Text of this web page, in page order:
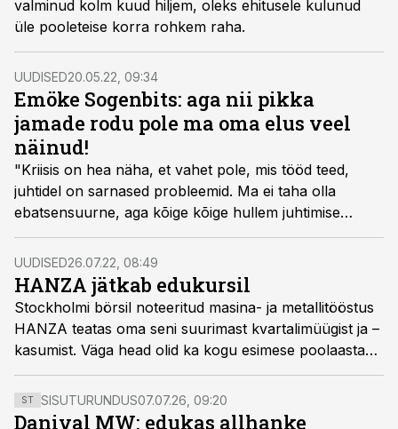
valminud kolm kuud hiljem, oleks ehitusele kulunud
üle pooleteise korra rohkem raha.
UUDISED20.05.22, 09:34
Emöke Sogenbits: aga nii pikka
jamade rodu pole ma oma elus veel
näinud!
"Kriisis on hea näha, et vahet pole, mis tööd teed,
juhtidel on sarnased probleemid. Ma ei taha olla
ebatsensuurne, aga kõige kõige hullem juhtimise
juures on see, et mida kõrgemal kohal sa oled, seda
hullem mhh-magnet sa oled," rääkis metallitööstuse
Hanza Mechanics Balti klastri juht Emöke Sogenbits
neljapäeval ja reedel toimuval Pärnu
juhtimiskonverentsil.
UUDISED26.07.22, 08:49
HANZA jätkab edukursil
Stockholmi börsil noteeritud masina- ja metallitööstus
HANZA teatas oma seni suurimast kvartalimüügist ja –
kasumist. Väga head olid ka kogu esimese poolaasta
majandustulemused. Käive kasvas 42% 1710 miljoni
Rootsi kroonini, EBITA kasvas 98,5 miljoni kroonini ja
kasum pärast makse oli 55,4 miljonit krooni.
ST SISUTURUNDUS07.07.26, 09:20
Danival MW: edukas allhanke